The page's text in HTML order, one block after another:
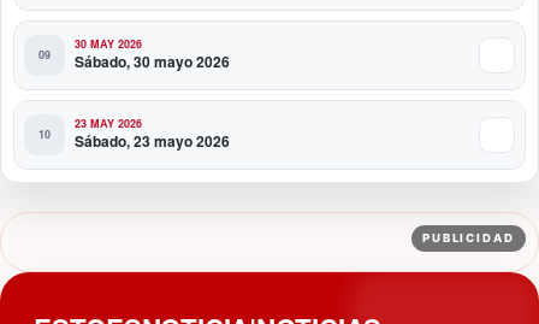
30 MAY 2026
Sábado, 30 mayo 2026
23 MAY 2026
Sábado, 23 mayo 2026
PUBLICIDAD